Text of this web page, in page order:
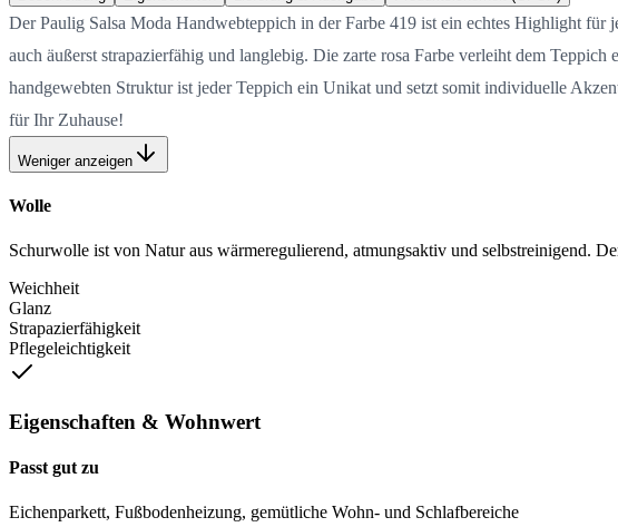
Der Paulig Salsa Moda Handwebteppich in der Farbe 419 ist ein echtes Highlight für
auch äußerst strapazierfähig und langlebig. Die zarte rosa Farbe verleiht dem
handgewebten Struktur ist jeder Teppich ein Unikat und setzt somit individuelle
für Ihr Zuhause!
Weniger anzeigen
Wolle
Schurwolle ist von Natur aus wärmeregulierend, atmungsaktiv und selbstreinigend.
Weichheit
Glanz
Strapazierfähigkeit
Pflegeleichtigkeit
Eigenschaften & Wohnwert
Passt gut zu
Eichenparkett, Fußbodenheizung, gemütliche Wohn- und Schlafbereiche